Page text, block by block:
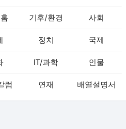
기후/환경 사회
정치 국제
IT/과학 인물
럼 연재 배열설명서